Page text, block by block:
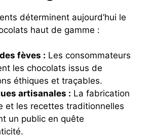
déterminent aujourd’hui le
haut de gamme :
fèves : Les consommateurs
les chocolats issus de
éthiques et traçables.
artisanales : La fabrication
et les recettes traditionnelles
un public en quête